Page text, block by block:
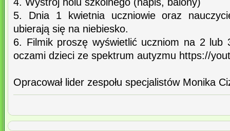
5. Dnia 1 kwietnia uczniowie oraz
ubierają się na niebiesko.
6. Filmik proszę wyświetlić uczniom na 2 lub
oczami dzieci ze spektrum autyzmu https://
Opracował lider zespołu specjalistów Monika